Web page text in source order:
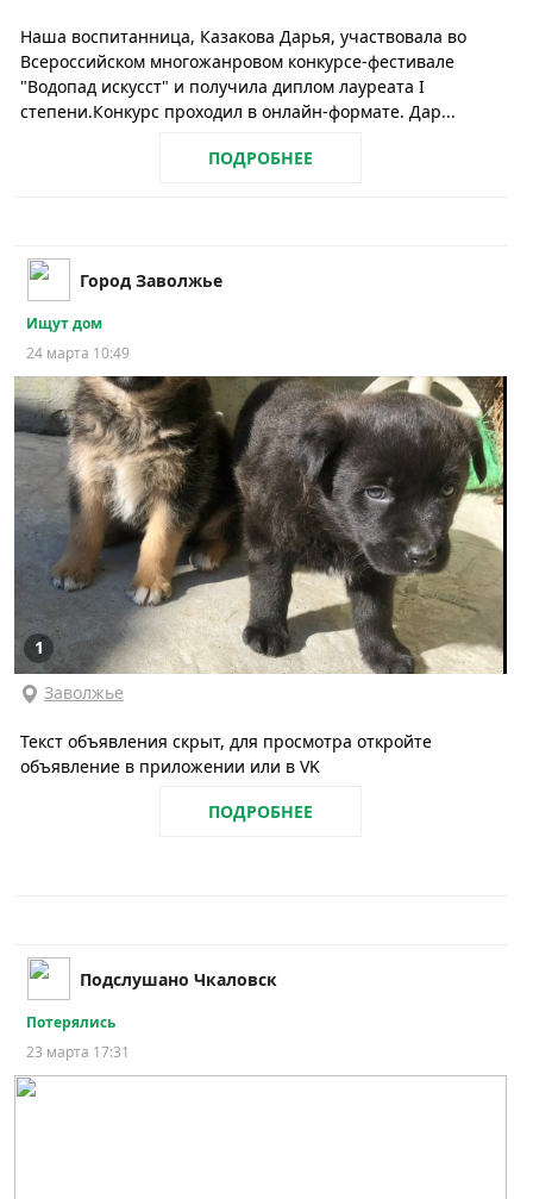
Наша воспитанница, Казакова Дарья, участвовала во
Всероссийском многожанровом конкурсе-фестивале
"Водопад искусст" и получила диплом лауреата I
степени.Конкурс проходил в онлайн-формате. Дар...
ПОДРОБНЕЕ
Город Заволжье
Ищут дом
24 марта 10:49
1
Заволжье
Текст объявления скрыт, для просмотра откройте
объявление в приложении или в VK
ПОДРОБНЕЕ
Подслушано Чкаловск
Потерялись
23 марта 17:31